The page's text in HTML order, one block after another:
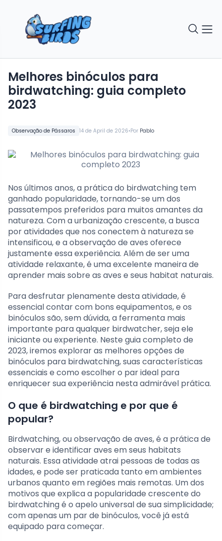
Observação de Pássaros 14 de April de 2026•Por Pablo
Melhores binóculos para
birdwatching: guia completo
2023
Nos últimos anos, a prática do birdwatching tem
ganhado popularidade, tornando-se um dos
passatempos preferidos para muitos amantes da
natureza. Com a urbanização crescente, a busca
por atividades que nos conectem à natureza se
intensificou, e a observação de aves oferece
justamente essa experiência. Além de ser uma
atividade relaxante, é uma excelente maneira de
aprender mais sobre as aves e seus habitat naturais.
Para desfrutar plenamente desta atividade, é
essencial contar com bons equipamentos, e os
binóculos são, sem dúvida, a ferramenta mais
importante para qualquer birdwatcher, seja ele
iniciante ou experiente. Neste guia completo de
2023, iremos explorar as melhores opções de
binóculos para birdwatching, suas características
essenciais e como escolher o par ideal para
enriquecer sua experiência nesta admirável prática.
O que é birdwatching e por que é
popular?
Birdwatching, ou observação de aves, é a prática de
observar e identificar aves em seus habitats
naturais. Essa atividade atrai pessoas de todas as
idades, e pode ser praticada tanto em ambientes
urbanos quanto em regiões mais remotas. Um dos
motivos que explica a popularidade crescente do
birdwatching é o apelo universal de sua simplicidade;
com apenas um par de binóculos, você já está
equipado para começar.